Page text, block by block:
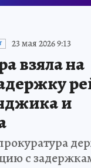
23 мая 2026 9:13
взяла на
и
с